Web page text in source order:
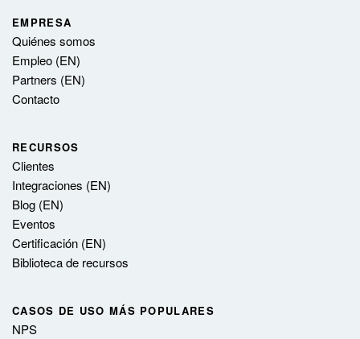
EMPRESA
Quiénes somos
Empleo (EN)
Partners (EN)
Contacto
RECURSOS
Clientes
Integraciones (EN)
Blog (EN)
Eventos
Certificación (EN)
Biblioteca de recursos
CASOS DE USO MÁS POPULARES
NPS